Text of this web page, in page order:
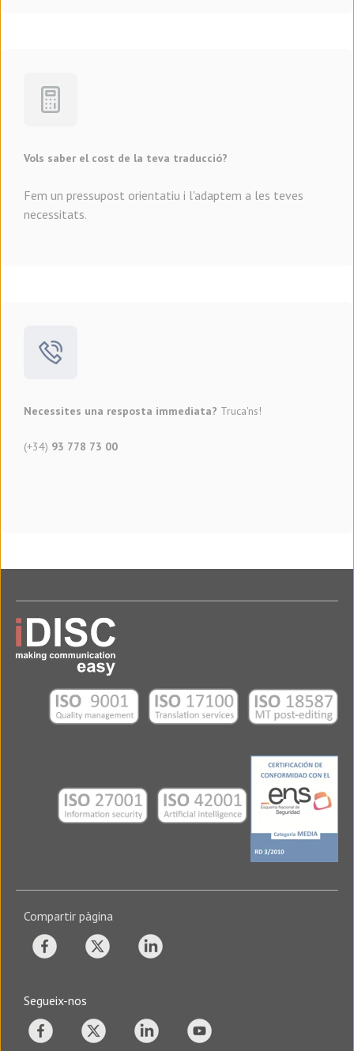
Vols saber el cost de la teva traducció?
Fem un pressupost orientatiu i l'adaptem a les teves
necessitats.
Necessites una resposta immediata? Truca'ns!
(+34) 93 778 73 00
Compartir pàgina
Segueix-nos